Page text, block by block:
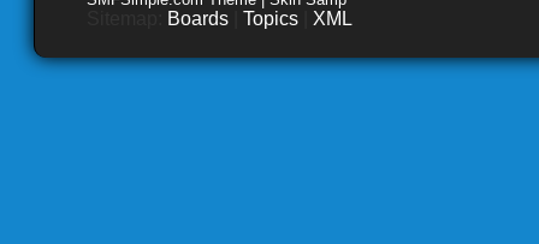
Boards Topics XML